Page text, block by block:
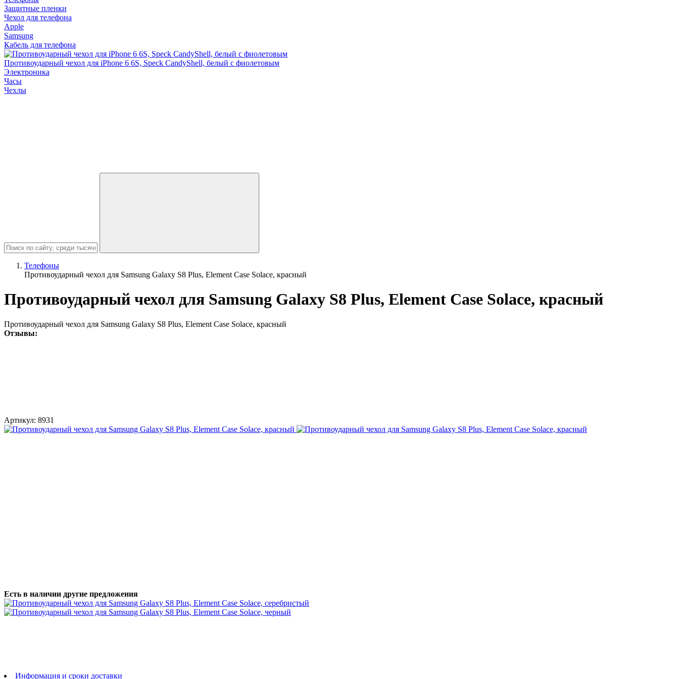
Защитные пленки
Чехол для телефона
Apple
Samsung
Кабель для телефона
Противоударный чехол для iPhone 6 6S, Speck CandyShell, белый с фиолетовым
Электроника
Часы
Чехлы
Телефоны
Противоударный чехол для Samsung Galaxy S8 Plus, Element Case Solace, красный
Противоударный чехол для Samsung Galaxy S8 Plus, Element Case Solace, красный
Противоударный чехол для Samsung Galaxy S8 Plus, Element Case Solace, красный
Отзывы:
Артикул: 8931
Есть в наличии другие предложения
Информация и сроки доставки